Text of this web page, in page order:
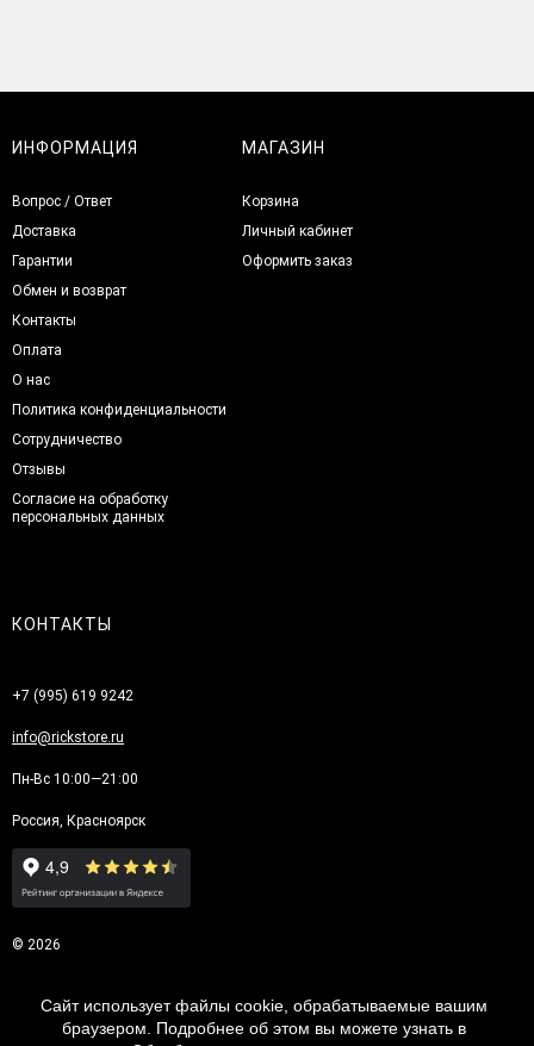
ИНФОРМАЦИЯ
Вопрос / Ответ
Доставка
Гарантии
Обмен и возврат
Контакты
Оплата
О нас
Политика конфиденциальности
Сотрудничество
Отзывы
Согласие на обработку
персональных данных
МАГАЗИН
Корзина
Личный кабинет
Оформить заказ
КОНТАКТЫ
+7 (995) 619 9242
info@rickstore.ru
Пн-Вс 10:00—21:00
Россия, Красноярск
© 2026
Сайт использует файлы cookie, обрабатываемые вашим
браузером. Подробнее об этом вы можете узнать в